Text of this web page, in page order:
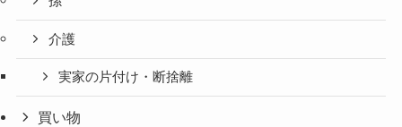
介護
実家の片付け・断捨離
買い物